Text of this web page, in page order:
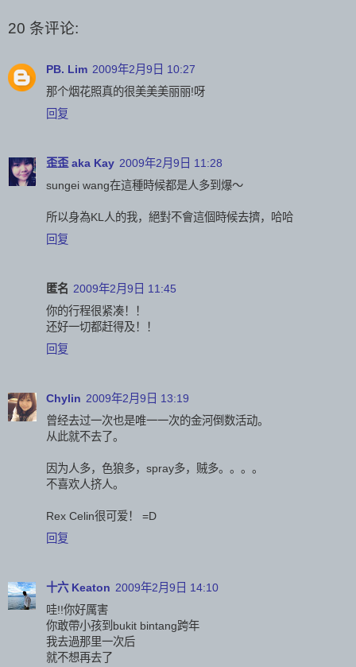
20 条评论:
PB. Lim 2009年2月9日 10:27
那个烟花照真的很美美美丽丽!呀
回复
歪歪 aka Kay 2009年2月9日 11:28
sungei wang在這種時候都是人多到爆～
所以身為KL人的我，絕對不會這個時候去擠，哈哈
回复
匿名 2009年2月9日 11:45
你的行程很紧凑！！
还好一切都赶得及！！
回复
Chylin 2009年2月9日 13:19
曾经去过一次也是唯一一次的金河倒数活动。
从此就不去了。
因为人多，色狼多，spray多，贼多。。。。
不喜欢人挤人。
Rex Celin很可爱！ =D
回复
十六 Keaton 2009年2月9日 14:10
哇!!你好厲害
你敢帶小孩到bukit bintang跨年
我去過那里一次后
就不想再去了